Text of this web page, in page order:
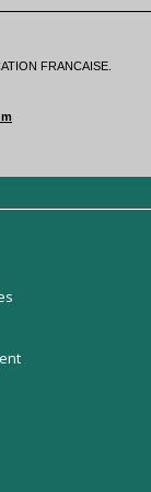
FRANCAISE.